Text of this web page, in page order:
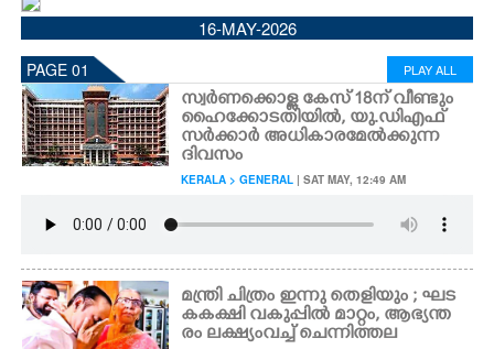
CINEMA
OPINION
PHOTOS
INFO+
16-MAY-2026
PAGE 01 PLAY ALL
സ്വർണക്കൊള്ള കേസ് 18ന് വീണ്ടും
ഹൈക്കോടതിയിൽ,​ യു.ഡിഎഫ്
സർക്കാർ അധികാരമേൽക്കുന്ന
ദിവസം
KERALA > GENERAL | SAT MAY, 12:49 AM
മന്ത്രി ചിത്രം ഇന്നു തെളിയും ; ഘട
കകക്ഷി വകുപ്പിൽ മാറ്റം, ആഭ്യന്ത
രം ലക്ഷ്യംവച്ച് ചെന്നിത്തല